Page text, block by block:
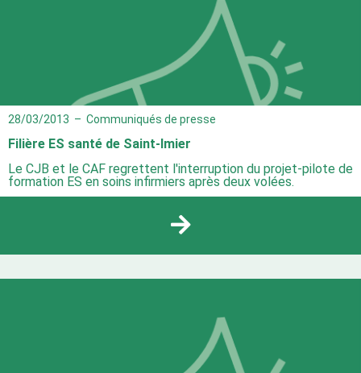
28/03/2013 – Communiqués de presse
Filière ES santé de Saint-Imier
Le CJB et le CAF regrettent l'interruption du projet-pilote de
formation ES en soins infirmiers après deux volées.